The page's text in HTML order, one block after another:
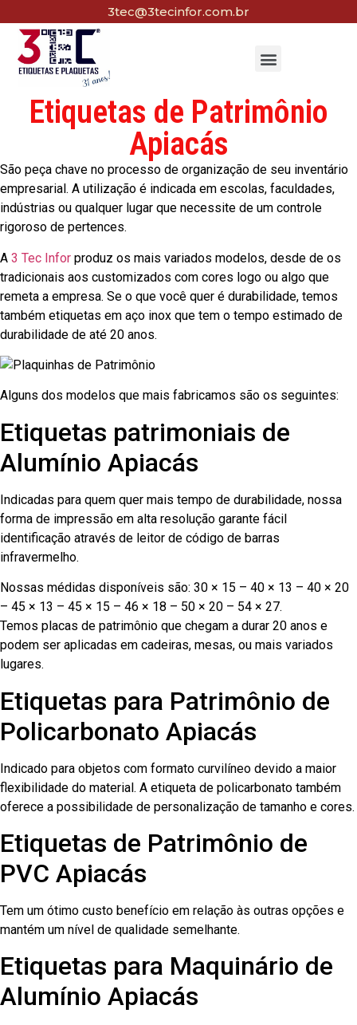
3tec@3tecinfor.com.br
Etiquetas de Patrimônio
Apiacás
São peça chave no processo de organização de seu inventário
empresarial. A utilização é indicada em escolas, faculdades,
indústrias ou qualquer lugar que necessite de um controle
rigoroso de pertences.
A 3 Tec Infor produz os mais variados modelos, desde de os
tradicionais aos customizados com cores logo ou algo que
remeta a empresa. Se o que você quer é durabilidade, temos
também etiquetas em aço inox que tem o tempo estimado de
durabilidade de até 20 anos.
Alguns dos modelos que mais fabricamos são os seguintes:
Etiquetas patrimoniais de
Alumínio Apiacás
Indicadas para quem quer mais tempo de durabilidade, nossa
forma de impressão em alta resolução garante fácil
identificação através de leitor de código de barras
infravermelho.
Nossas médidas disponíveis são: 30 × 15 – 40 × 13 – 40 × 20
– 45 × 13 – 45 × 15 – 46 × 18 – 50 × 20 – 54 × 27.
Temos placas de patrimônio que chegam a durar 20 anos e
podem ser aplicadas em cadeiras, mesas, ou mais variados
lugares.
Etiquetas para Patrimônio de
Policarbonato Apiacás
Indicado para objetos com formato curvilíneo devido a maior
flexibilidade do material. A etiqueta de policarbonato também
oferece a possibilidade de personalização de tamanho e cores.
Etiquetas de Patrimônio de
PVC Apiacás
Tem um ótimo custo benefício em relação às outras opções e
mantém um nível de qualidade semelhante.
Etiquetas para Maquinário de
Alumínio Apiacás